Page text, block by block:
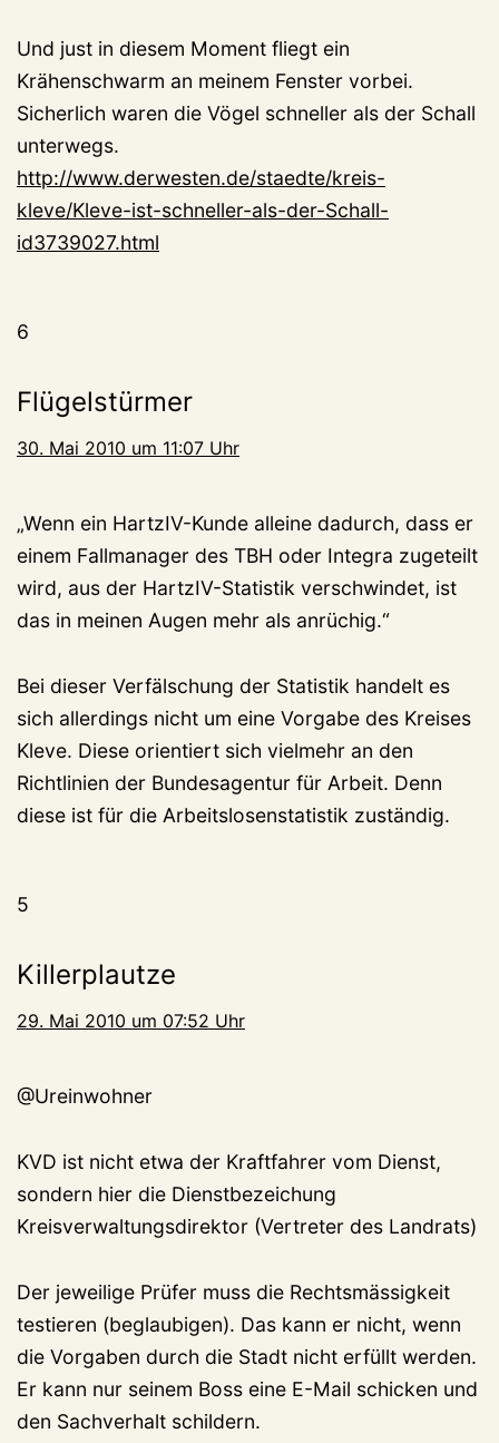
Und just in diesem Moment fliegt ein
Krähenschwarm an meinem Fenster vorbei.
Sicherlich waren die Vögel schneller als der Schall
unterwegs.
http://www.derwesten.de/staedte/kreis-
kleve/Kleve-ist-schneller-als-der-Schall-
id3739027.html
6
Flügelstürmer
30. Mai 2010 um 11:07 Uhr
„Wenn ein HartzIV-Kunde alleine dadurch, dass er
einem Fallmanager des TBH oder Integra zugeteilt
wird, aus der HartzIV-Statistik verschwindet, ist
das in meinen Augen mehr als anrüchig.“
Bei dieser Verfälschung der Statistik handelt es
sich allerdings nicht um eine Vorgabe des Kreises
Kleve. Diese orientiert sich vielmehr an den
Richtlinien der Bundesagentur für Arbeit. Denn
diese ist für die Arbeitslosenstatistik zuständig.
5
Killerplautze
29. Mai 2010 um 07:52 Uhr
@Ureinwohner
KVD ist nicht etwa der Kraftfahrer vom Dienst,
sondern hier die Dienstbezeichung
Kreisverwaltungsdirektor (Vertreter des Landrats)
Der jeweilige Prüfer muss die Rechtsmässigkeit
testieren (beglaubigen). Das kann er nicht, wenn
die Vorgaben durch die Stadt nicht erfüllt werden.
Er kann nur seinem Boss eine E-Mail schicken und
den Sachverhalt schildern.